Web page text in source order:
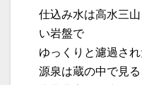
仕込み水は高水三
い岩盤で
ゆっくりと濾過さ
源泉は蔵の中で見